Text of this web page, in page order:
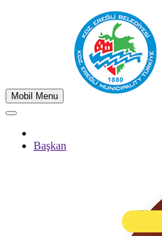
Mobil Menu
Başkan